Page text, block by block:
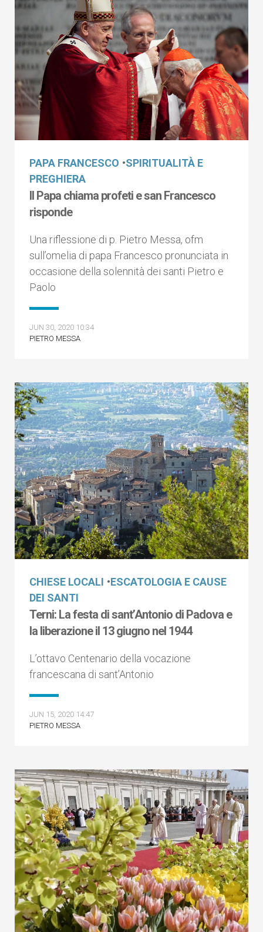
PAPA FRANCESCO •SPIRITUALITÀ E
PREGHIERA
Il Papa chiama profeti e san Francesco
risponde
Una riflessione di p. Pietro Messa, ofm
sull’omelia di papa Francesco pronunciata in
occasione della solennità dei santi Pietro e
Paolo
JUN 30, 2020 10:34
PIETRO MESSA
CHIESE LOCALI •ESCATOLOGIA E CAUSE
DEI SANTI
Terni: La festa di sant’Antonio di Padova e
la liberazione il 13 giugno nel 1944
L’ottavo Centenario della vocazione
francescana di sant’Antonio
JUN 15, 2020 14:47
PIETRO MESSA